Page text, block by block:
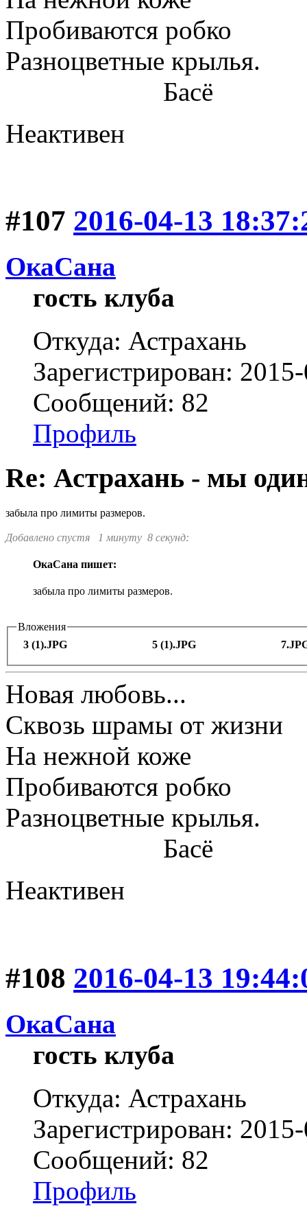
Пробиваются робко
Разноцветные крылья.
Басё
Неактивен
#107 2016-04-13
ОкаСана
гость клуба
Откуда: Астрахань
Зарегистрирован:
Сообщений: 82
Профиль
Re: Астрахань - мы
забыла про лимиты размеров.
Добавлено спустя 1 минуту 8 секунд:
ОкаСана пишет:
забыла про лимиты размеров.
Вложения
3 (1).JPG
5 (1).JPG
Новая любовь...
Сквозь шрамы от жизни
На нежной коже
Пробиваются робко
Разноцветные крылья.
Басё
Неактивен
#108 2016-04-13
ОкаСана
гость клуба
Откуда: Астрахань
Зарегистрирован:
Сообщений: 82
Профиль